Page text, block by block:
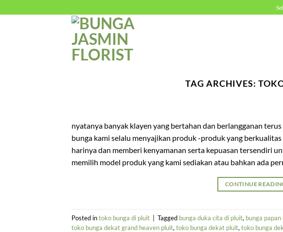
to
TAG ARCHIVES:
nyatanya banyak klayen yang bertahan dan berlangganan
bunga kami selalu menyajikan produk -produk yang
harinya dan memberi kenyamanan serta kepuasan tersendiri
memilih model produk yang kami sediakan atau bahkan ada
CONTINUE
Posted intoko bunga di pluit | Tagged bunga duka cita di pluit, bunga
toko bunga dekat grand heaven pluit, toko bunga dekat pluit, toko bunga